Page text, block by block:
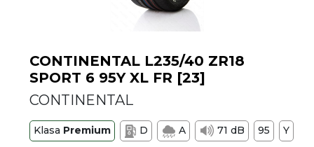
CONTINENTAL L235/40 ZR18
SPORT 6 95Y XL FR [23]
CONTINENTAL
Klasa Premium D A 71 dB 95 Y